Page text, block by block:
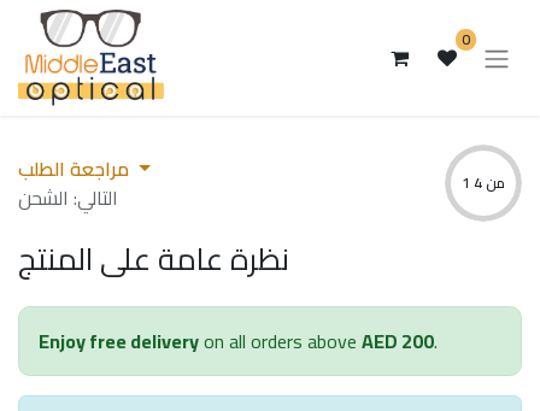
0
التالي: الشحن
1 من 4
نظرة عامة على المنتج
Enjoy free deliveryon all orders aboveAED 200.